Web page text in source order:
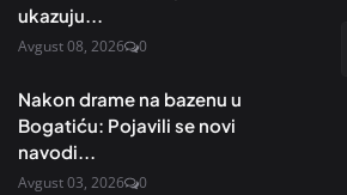
ukazuju...
Avgust 08, 2026 0
Nakon drame na bazenu u
Bogatiću: Pojavili se novi
navodi...
Avgust 03, 2026 0